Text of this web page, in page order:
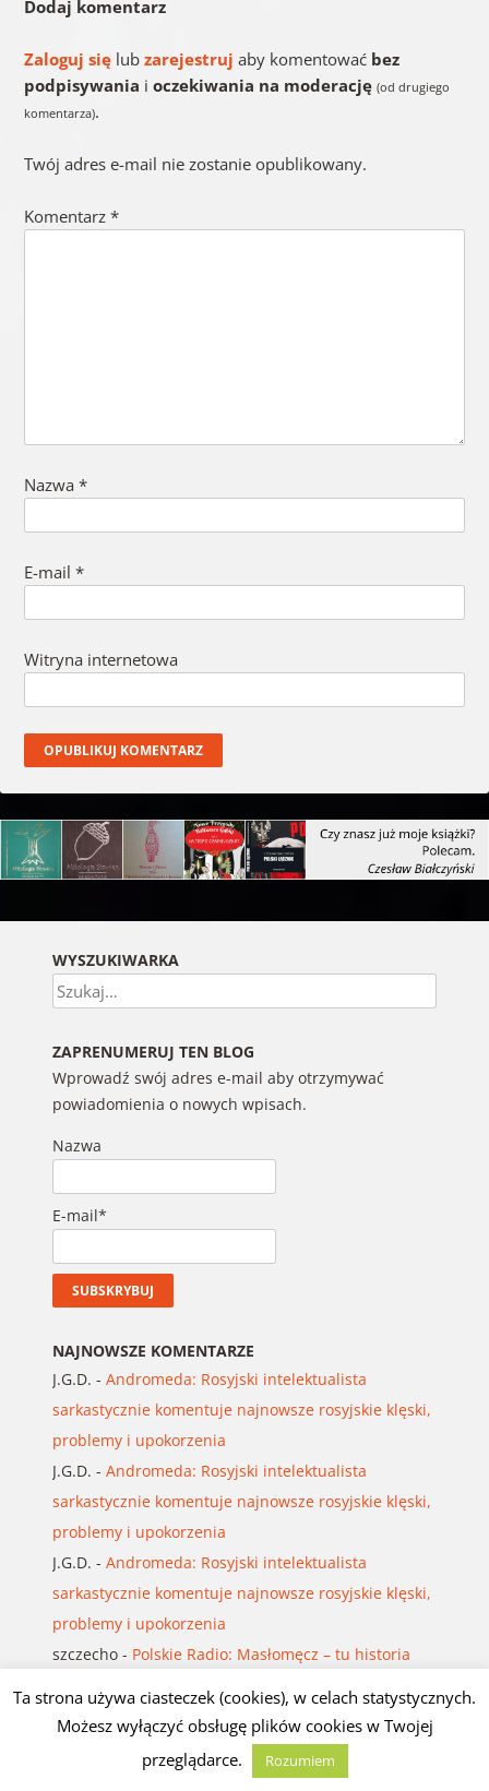
Dodaj komentarz
Zaloguj sięlub zarejestruj aby komentować bez
podpisywania i oczekiwania na moderację (od drugiego
komentarza).
Twój adres e-mail nie zostanie opublikowany.
Komentarz *
Nazwa *
E-mail *
Witryna internetowa
WYSZUKIWARKA
Szukaj
ZAPRENUMERUJ TEN BLOG
Wprowadź swój adres e-mail aby otrzymywać
powiadomienia o nowych wpisach.
Nazwa
E-mail*
NAJNOWSZE KOMENTARZE
J.G.D. - Andromeda: Rosyjski intelektualista
sarkastycznie komentuje najnowsze rosyjskie klęski,
problemy i upokorzenia
J.G.D. - Andromeda: Rosyjski intelektualista
sarkastycznie komentuje najnowsze rosyjskie klęski,
problemy i upokorzenia
J.G.D. - Andromeda: Rosyjski intelektualista
sarkastycznie komentuje najnowsze rosyjskie klęski,
problemy i upokorzenia
szczecho- Polskie Radio: Masłomęcz – tu historia
powierzchnią ziemi
Tadeusz Pruss Mroziński: ŚCIEŻKI GWIAZD,
PISMA I PAMIĘCI
Ta strona używa ciasteczek (cookies), w celach statystycznych.
Możesz wyłączyć obsługę plików cookies w Twojej
przeglądarce.
Rozumiem